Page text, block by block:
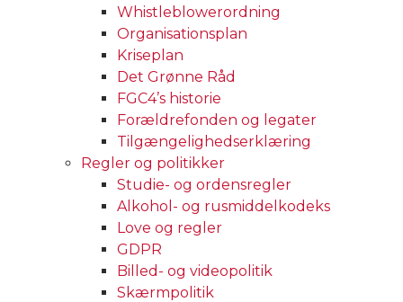
Whistleblowerordning
Organisationsplan
Kriseplan
Det Grønne Råd
FGC4’s historie
Forældrefonden og legater
Tilgængelighedserklæring
Regler og politikker
Studie- og ordensregler
Alkohol- og rusmiddelkodeks
Love og regler
GDPR
Billed- og videopolitik
Skærmpolitik